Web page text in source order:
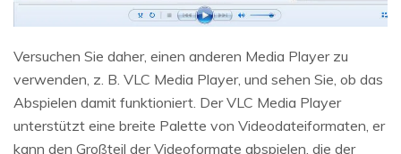
Versuchen Sie daher, einen anderen Media Player zu
verwenden, z. B. VLC Media Player, und sehen Sie, ob das
Abspielen damit funktioniert. Der VLC Media Player
unterstützt eine breite Palette von Videodateiformaten, er
kann den Großteil der Videoformate abspielen, die der